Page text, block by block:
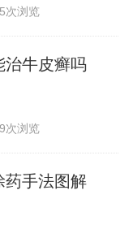
次浏览
治牛皮癣吗
次浏览
药手法图解